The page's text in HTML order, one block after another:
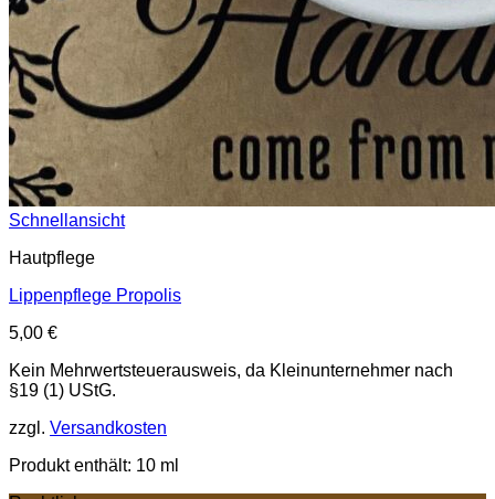
Schnellansicht
Hautpflege
Lippenpflege Propolis
5,00 €
Kein Mehrwertsteuerausweis, da Kleinunternehmer nach
§19 (1) UStG.
zzgl. Versandkosten
Produkt enthält: 10 ml